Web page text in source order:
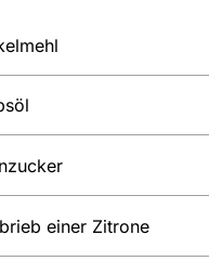
einer Zitrone